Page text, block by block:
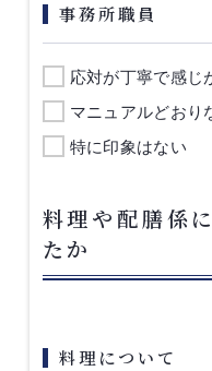
事務所職員
応対が丁寧で感じ
マニュアルどおり
特に印象はない
料理や配膳係
たか
料理について